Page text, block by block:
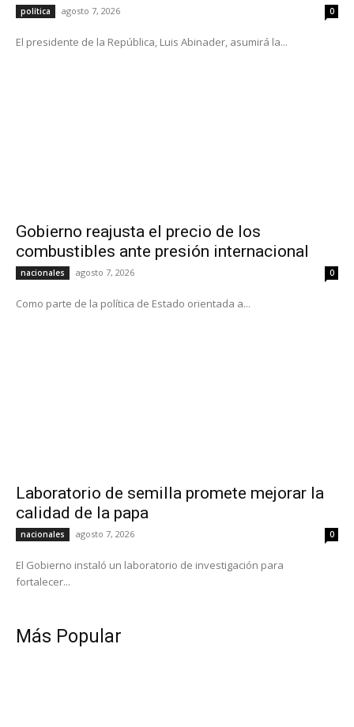
política agosto 7, 2026 0
El presidente de la República, Luis Abinader, asumirá la...
Gobierno reajusta el precio de los
combustibles ante presión internacional
nacionales agosto 7, 2026 0
Como parte de la política de Estado orientada a...
Laboratorio de semilla promete mejorar la
calidad de la papa
nacionales agosto 7, 2026 0
El Gobierno instaló un laboratorio de investigación para
fortalecer...
Más Popular